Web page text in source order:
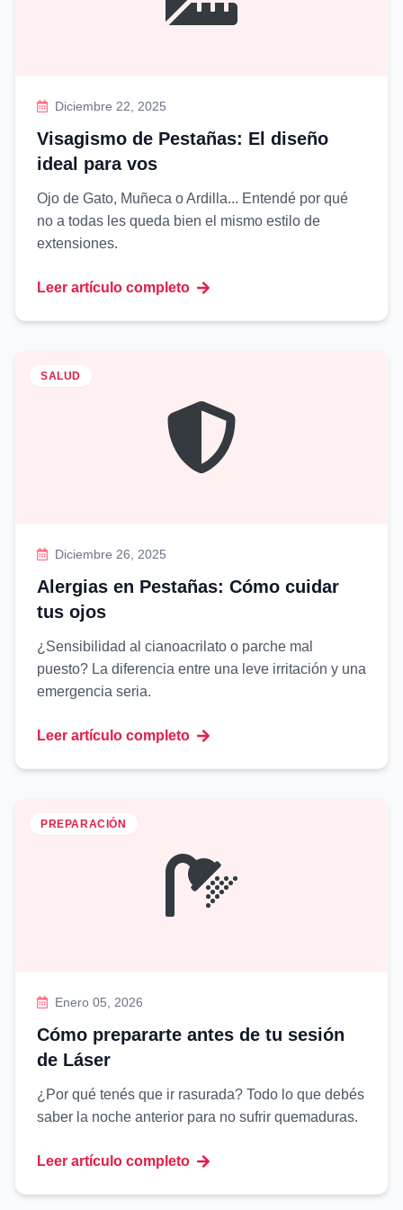
Diciembre 22, 2025
Visagismo de Pestañas: El diseño
ideal para vos
Ojo de Gato, Muñeca o Ardilla... Entendé por qué
no a todas les queda bien el mismo estilo de
extensiones.
Leer artículo completo
SALUD
Diciembre 26, 2025
Alergias en Pestañas: Cómo cuidar
tus ojos
¿Sensibilidad al cianoacrilato o parche mal
puesto? La diferencia entre una leve irritación y una
emergencia seria.
Leer artículo completo
PREPARACIÓN
Enero 05, 2026
Cómo prepararte antes de tu sesión
de Láser
¿Por qué tenés que ir rasurada? Todo lo que debés
saber la noche anterior para no sufrir quemaduras.
Leer artículo completo